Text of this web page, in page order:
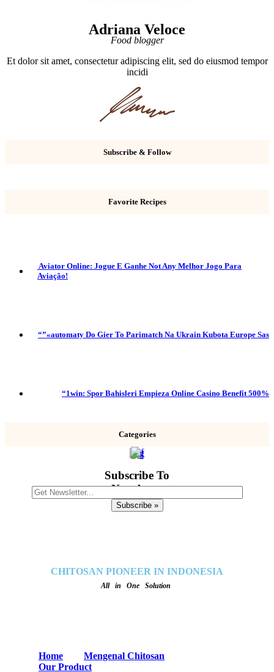
Adriana Veloce
Food blogger
Et dolor sit amet, consectetur adipiscing elit, sed do eiusmod tempor
incidi
Subscribe & Follow
Favorite Recipes
️ Aviator Online: Jogue E Ganhe Not Any Melhor Jogo Para
Aviação!
“”«automaty Do Gier To Parimatch Na Ukrain Kubota Europe Sas
“1win: Spor Bahisleri Empieza Online Casino Benefit 500%
Categories
Subscribe To
Newsletter
CHITOSAN PIONEER IN INDONESIA
All in One Solution
Home
Mengenal Chitosan
Our Product